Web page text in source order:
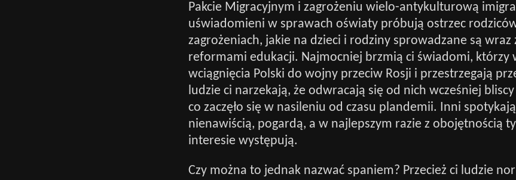
Pakcie Migracyjnym i zagrożeniu wielo-antykulturową
uświadomieni w sprawach oświaty próbują ostrzec
zagrożeniach, jakie na dzieci i rodziny sprowadzane są wraz
reformami edukacji. Najmocniej brzmią ci świadomi, którzy
wciągnięcia Polski do wojny przeciw Rosji i przestrzegają
ludzie ci narzekają, że odwracają się od nich wcześniej
co zaczęło się w nasileniu od czasu plandemii. Inni
nienawiścią, pogardą, a w najlepszym razie z obojętnością
interesie występują.
Czy można to jednak nazwać spaniem? Przecież ci ludzie